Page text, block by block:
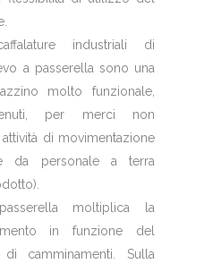
industriali di
a passerella sono una
molto funzionale,
per merci non
di movimentazione
da personale a terra
moltiplica la
in funzione del
camminamenti. Sulla